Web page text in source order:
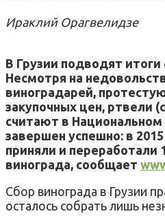
Ираклий Орагвелидзе
В Грузии подводят итоги
Несмотря на
виноградарей,
закупочных цен, ртвели
считают в Национальном
завершен успешно: в
приняли и переработали
винограда, сообщает
Сбор винограда в Грузии
осталось собрать лишь